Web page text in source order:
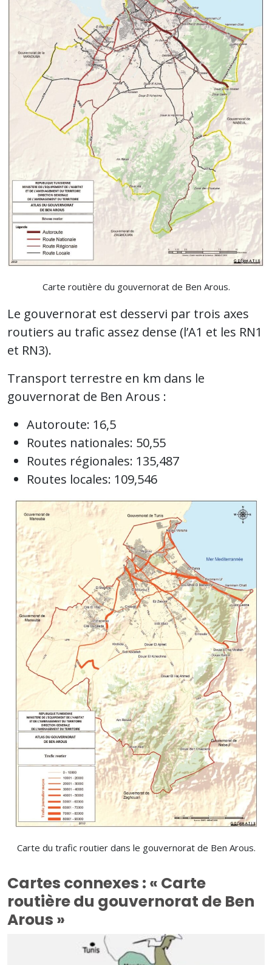
Carte routière du gouvernorat de Ben Arous.
Le gouvernorat est desservi par trois axes
routiers au trafic assez dense (l’A1 et les RN1
et RN3).
Transport terrestre en km dans le
gouvernorat de Ben Arous :
Autoroute: 16,5
Routes nationales: 50,55
Routes régionales: 135,487
Routes locales: 109,546
Carte du trafic routier dans le gouvernorat de Ben Arous.
Cartes connexes : « Carte
routière du gouvernorat de Ben
Arous »